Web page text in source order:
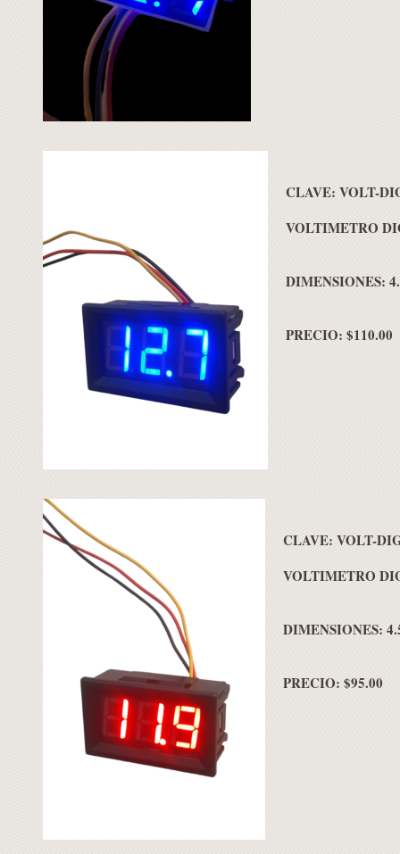
CLAVE: VOLT-
VOLTIMETRO
DIMENSIONES:
PRECIO: $110.00
CLAVE: VOLT-
VOLTIMETRO
DIMENSIONES:
PRECIO: $95.00